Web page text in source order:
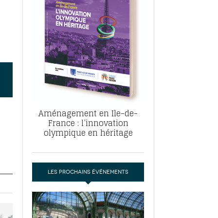
pour
ABF, ZAC : F. Vauglin détaille sa
pour l’urbanisme parisien- 17
de la tech et de la finance
marché de la location de luxe-
Aménagement en Ile-de-
France : l’innovation
olympique en héritage
LES PROCHAINS ÉVÉNEMENTS